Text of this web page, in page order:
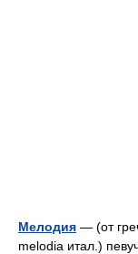
Мелодия — (от
melodia итал.)